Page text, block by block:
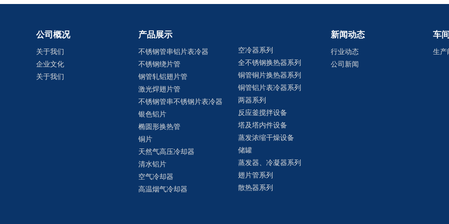
公司概况
关于我们
企业文化
关于我们
产品展示
不锈钢管串铝片表冷器
不锈钢绕片管
钢管轧铝翅片管
激光焊翅片管
不锈钢管串不锈钢片表冷器
银色铝片
椭圆形换热管
铜片
天然气高压冷却器
清水铝片
空气冷却器
高温烟气冷却器
空冷器系列
全不锈钢换热器系列
铜管铜片换热器系列
铜管铝片表冷器系列
两器系列
反应釜搅拌设备
塔及塔内件设备
蒸发浓缩干燥设备
储罐
蒸发器、冷凝器系列
翅片管系列
散热器系列
新闻动态
行业动态
公司新闻
车
生产